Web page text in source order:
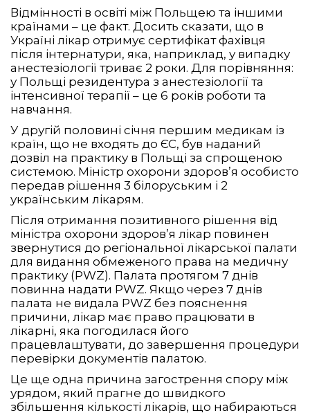
Відмінності в освіті між Польщею та іншими
країнами – це факт. Досить сказати, що в
Україні лікар отримує сертифікат фахівця
після інтернатури, яка, наприклад, у випадку
анестезіології триває 2 роки. Для порівняння:
у Польщі резидентура з анестезіології та
інтенсивної терапії – це 6 років роботи та
навчання.
У другій половині січня першим медикам із
країн, що не входять до ЄС, був наданий
дозвіл на практику в Польщі за спрощеною
системою. Міністр охорони здоров’я особисто
передав рішення 3 білоруським і 2
українським лікарям.
Після отримання позитивного рішення від
міністра охорони здоров’я лікар повинен
звернутися до регіональної лікарської палати
для видання обмеженого права на медичну
практику (PWZ). Палата протягом 7 днів
повинна надати PWZ. Якщо через 7 днів
палата не видала PWZ без пояснення
причини, лікар має право працювати в
лікарні, яка погодилася його
працевлаштувати, до завершення процедури
перевірки документів палатою.
Це ще одна причина загострення спору між
урядом, який прагне до швидкого
збільшення кількості лікарів, що набираються